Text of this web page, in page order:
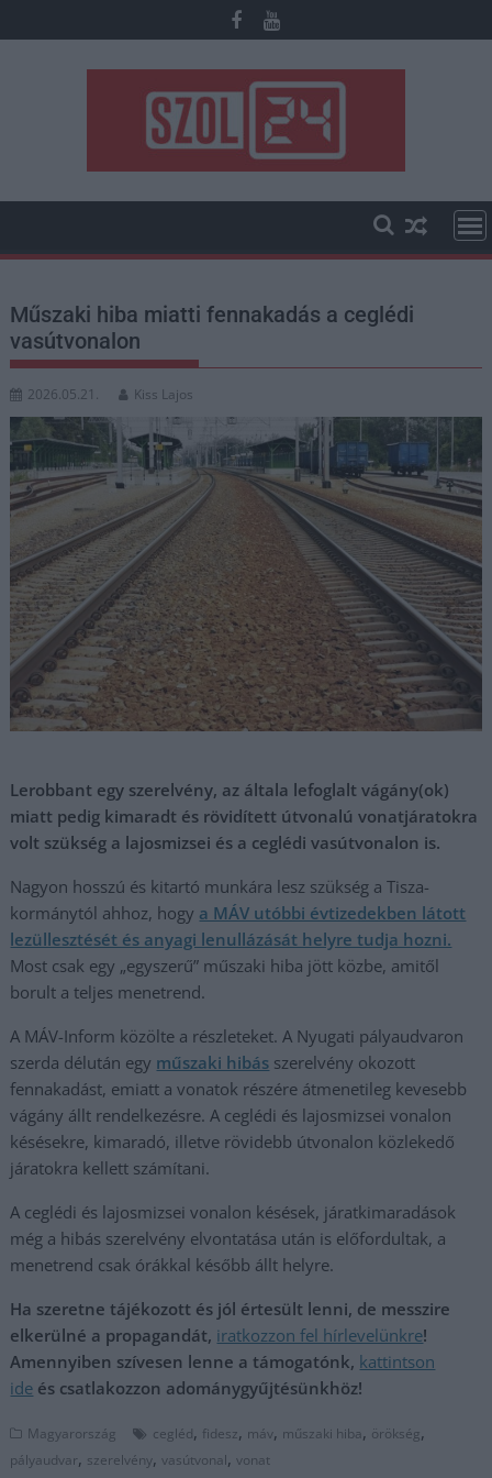
to
Műszaki hiba miatti fennakadás a ceglédi
vasútvonalon
2026.05.21. Kiss Lajos
Lerobbant egy szerelvény, az általa lefoglalt vágány(ok)
miatt pedig kimaradt és rövidített útvonalú vonatjáratokra
volt szükség a lajosmizsei és a ceglédi vasútvonalon is.
Nagyon hosszú és kitartó munkára lesz szükség a Tisza-
kormánytól ahhoz, hogy a MÁV utóbbi évtizedekben látott
lezüllesztését és anyagi lenullázását helyre tudja hozni.
Most csak egy „egyszerű” műszaki hiba jött közbe, amitől
borult a teljes menetrend.
A MÁV-Inform közölte a részleteket. A Nyugati pályaudvaron
szerda délután egy műszaki hibás szerelvény okozott
fennakadást, emiatt a vonatok részére átmenetileg kevesebb
vágány állt rendelkezésre. A ceglédi és lajosmizsei vonalon
késésekre, kimaradó, illetve rövidebb útvonalon közlekedő
járatokra kellett számítani.
A ceglédi és lajosmizsei vonalon késések, járatkimaradások
még a hibás szerelvény elvontatása után is előfordultak, a
menetrend csak órákkal később állt helyre.
Ha szeretne tájékozott és jól értesült lenni, de messzire
elkerülné a propagandát, iratkozzon fel hírlevelünkre!
Amennyiben szívesen lenne a támogatónk, kattintson
ide és csatlakozzon adománygyűjtésünkhöz!
Magyarország cegléd, fidesz, máv, műszaki hiba, örökség,
pályaudvar, szerelvény,vasútvonal,vonat